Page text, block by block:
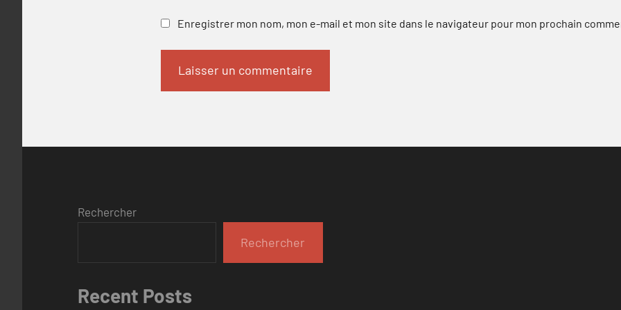
Enregistrer mon nom, mon e-mail et mon site dans le navigateur pour mon prochain
Rechercher
Rechercher
Recent Posts